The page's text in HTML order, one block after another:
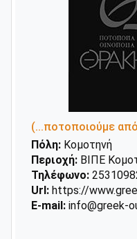
(...ποτοποιούμε
Πόλη: Κομοτηνή
Περιοχή: ΒΙΠΕ
Τηλέφωνο:
Url: https://
E-mail: info@greek-